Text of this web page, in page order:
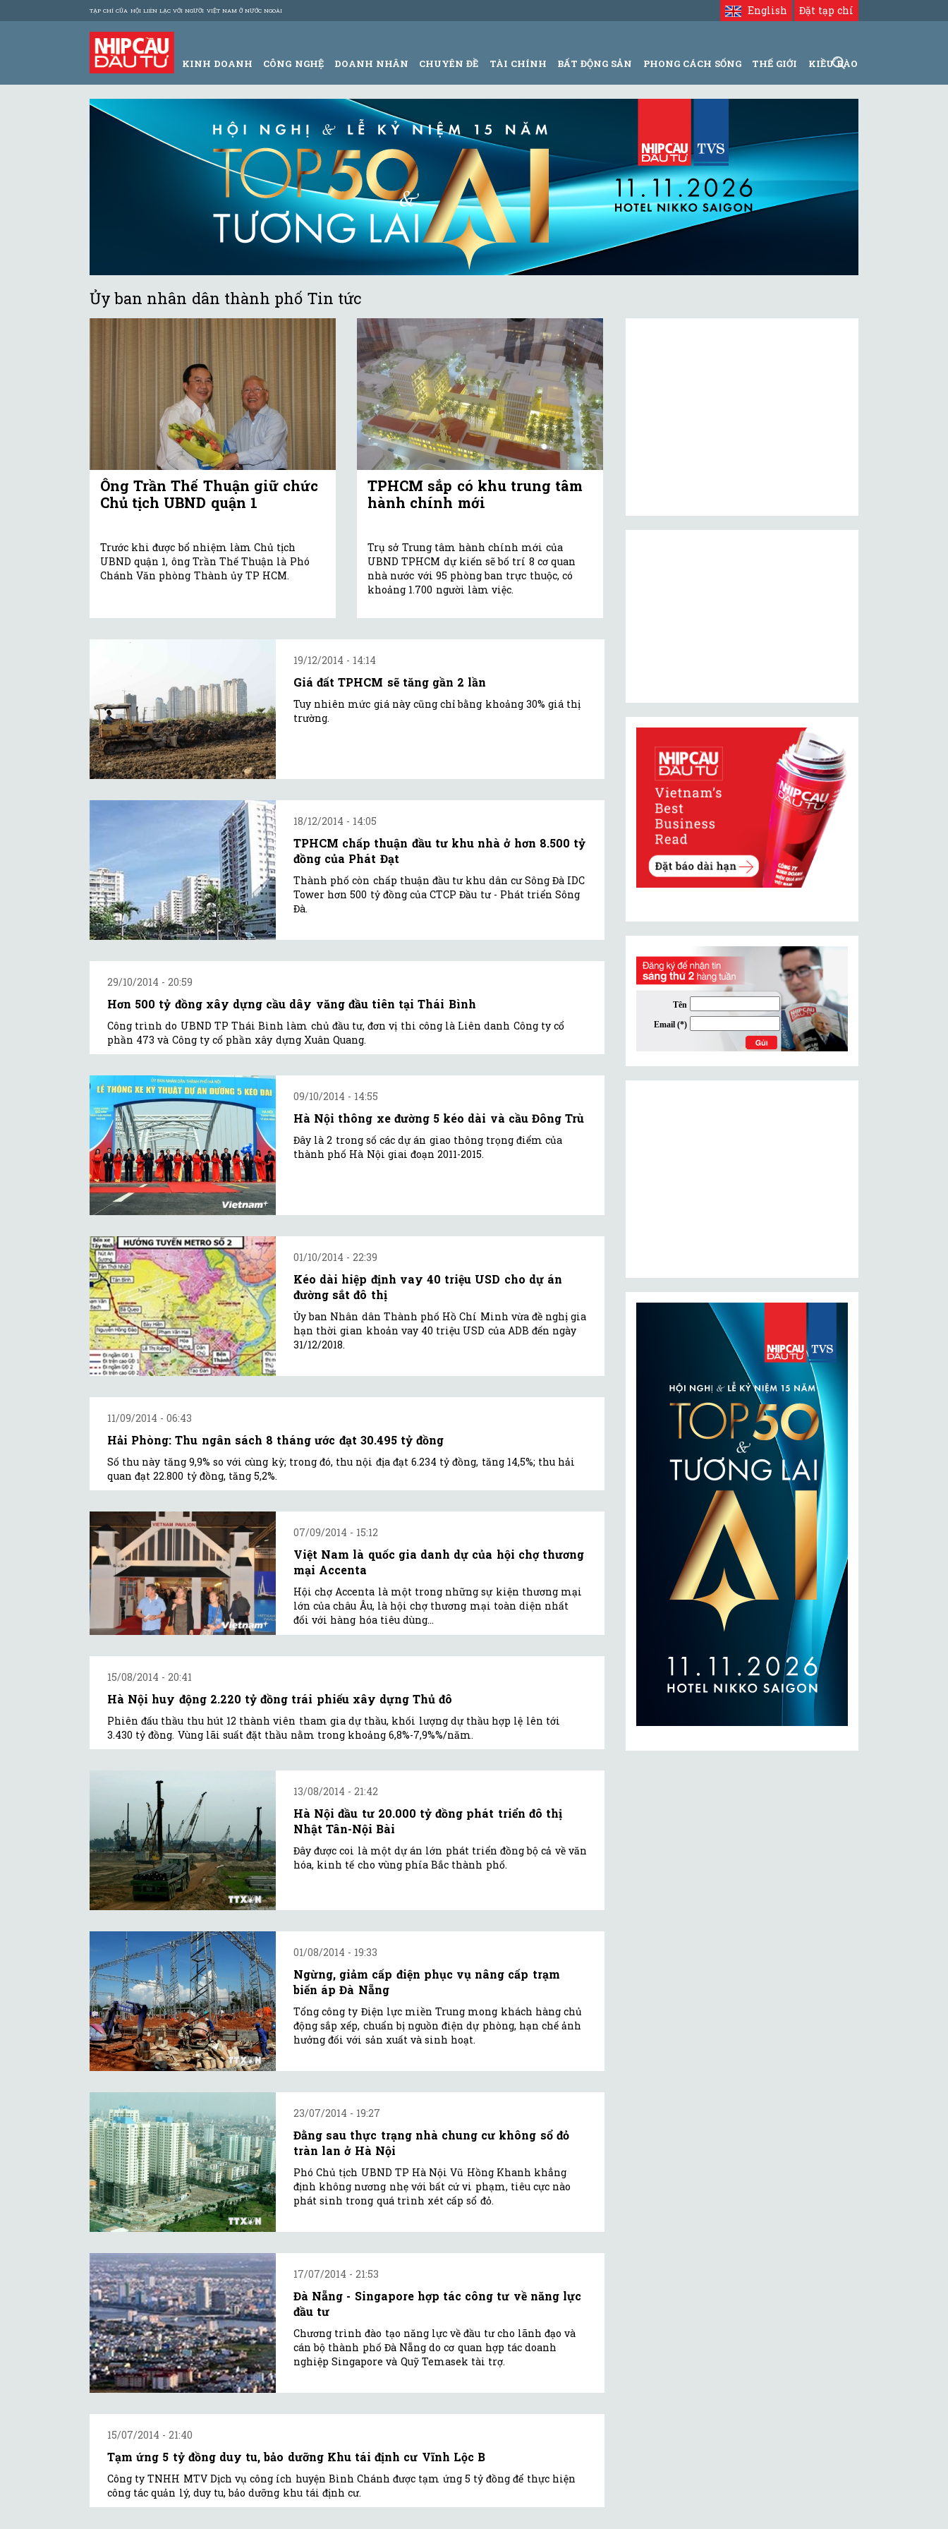
TẠP CHÍ CỦA HỘI LIÊN LẠC VỚI NGƯỜI VIỆT NAM Ở NƯỚC NGOÀI Đặt tạp chí
English
KINH DOANH CÔNG NGHỆ DOANH NHÂN CHUYÊN ĐỀ TÀI CHÍNH BẤT ĐỘNG SẢN PHONG CÁCH SỐNG THẾ GIỚI KIỀU BÀO
Ủy ban nhân dân thành phố Tin tức
Ông Trần Thế Thuận giữ chức
Chủ tịch UBND quận 1
Trước khi được bổ nhiệm làm Chủ tịch
UBND quận 1, ông Trần Thế Thuận là Phó
Chánh Văn phòng Thành ủy TP HCM.
TPHCM sắp có khu trung tâm
hành chính mới
Trụ sở Trung tâm hành chính mới của
UBND TPHCM dự kiến sẽ bố trí 8 cơ quan
nhà nước với 95 phòng ban trực thuộc, có
khoảng 1.700 người làm việc.
19/12/2014 - 14:14
Giá đất TPHCM sẽ tăng gần 2 lần
Tuy nhiên mức giá này cũng chỉ bằng khoảng 30% giá thị
trường.
18/12/2014 - 14:05
TPHCM chấp thuận đầu tư khu nhà ở hơn 8.500 tỷ
đồng của Phát Đạt
Thành phố còn chấp thuận đầu tư khu dân cư Sông Đà IDC
Tower hơn 500 tỷ đồng của CTCP Đầu tư - Phát triển Sông
Đà.
29/10/2014 - 20:59
Hơn 500 tỷ đồng xây dựng cầu dây văng đầu tiên tại Thái Bình
Công trình do UBND TP Thái Bình làm chủ đầu tư, đơn vị thi công là Liên danh Công ty cổ
phần 473 và Công ty cổ phần xây dựng Xuân Quang.
09/10/2014 - 14:55
Hà Nội thông xe đường 5 kéo dài và cầu Đông Trù
Đây là 2 trong số các dự án giao thông trọng điểm của
thành phố Hà Nội giai đoạn 2011-2015.
01/10/2014 - 22:39
Kéo dài hiệp định vay 40 triệu USD cho dự án
đường sắt đô thị
Ủy ban Nhân dân Thành phố Hồ Chí Minh vừa đề nghị gia
hạn thời gian khoản vay 40 triệu USD của ADB đến ngày
31/12/2018.
11/09/2014 - 06:43
Hải Phòng: Thu ngân sách 8 tháng ước đạt 30.495 tỷ đồng
Số thu này tăng 9,9% so với cùng kỳ; trong đó, thu nội địa đạt 6.234 tỷ đồng, tăng 14,5%; thu hải
quan đạt 22.800 tỷ đồng, tăng 5,2%.
07/09/2014 - 15:12
Việt Nam là quốc gia danh dự của hội chợ thương
mại Accenta
Hội chợ Accenta là một trong những sự kiện thương mại
lớn của châu Âu, là hội chợ thương mại toàn diện nhất
đối với hàng hóa tiêu dùng...
15/08/2014 - 20:41
Hà Nội huy động 2.220 tỷ đồng trái phiếu xây dựng Thủ đô
Phiên đấu thầu thu hút 12 thành viên tham gia dự thầu, khối lượng dự thầu hợp lệ lên tới
3.430 tỷ đồng. Vùng lãi suất đặt thầu nằm trong khoảng 6,8%-7,9%%/năm.
13/08/2014 - 21:42
Hà Nội đầu tư 20.000 tỷ đồng phát triển đô thị
Nhật Tân-Nội Bài
Đây được coi là một dự án lớn phát triển đồng bộ cả về văn
hóa, kinh tế cho vùng phía Bắc thành phố.
01/08/2014 - 19:33
Ngừng, giảm cấp điện phục vụ nâng cấp trạm
biến áp Đà Nẵng
Tổng công ty Điện lực miền Trung mong khách hàng chủ
động sắp xếp, chuẩn bị nguồn điện dự phòng, hạn chế ảnh
hưởng đối với sản xuất và sinh hoạt.
23/07/2014 - 19:27
Đằng sau thực trạng nhà chung cư không sổ đỏ
tràn lan ở Hà Nội
Phó Chủ tịch UBND TP Hà Nội Vũ Hồng Khanh khẳng
định không nương nhẹ với bất cứ vi phạm, tiêu cực nào
phát sinh trong quá trình xét cấp sổ đỏ.
17/07/2014 - 21:53
Đà Nẵng - Singapore hợp tác công tư về năng lực
đầu tư
Chương trình đào tạo năng lực về đầu tư cho lãnh đạo và
cán bộ thành phố Đà Nẵng do cơ quan hợp tác doanh
nghiệp Singapore và Quỹ Temasek tài trợ.
15/07/2014 - 21:40
Tạm ứng 5 tỷ đồng duy tu, bảo dưỡng Khu tái định cư Vĩnh Lộc B
Công ty TNHH MTV Dịch vụ công ích huyện Bình Chánh được tạm ứng 5 tỷ đồng để thực hiện
công tác quản lý, duy tu, bảo dưỡng khu tái định cư.